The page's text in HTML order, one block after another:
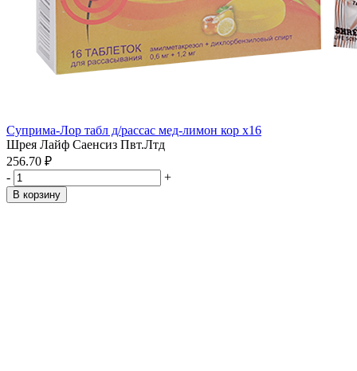
Суприма-Лор табл д/рассас мед-лимон кор x16
Шрея Лайф Саенсиз Пвт.Лтд
256.70 ₽
-
+
В корзину